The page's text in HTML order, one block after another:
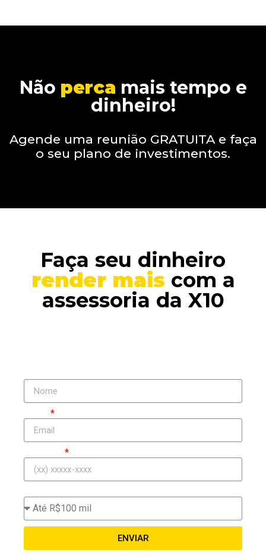
Não perca mais tempo e
dinheiro!
Agende uma reunião GRATUITA e faça
o seu plano de investimentos.
Faça seu dinheiro
render mais com a
assessoria da X10
ENVIAR